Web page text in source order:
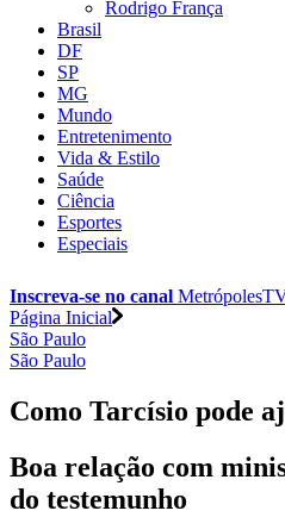
Rodrigo França
Brasil
DF
SP
MG
Mundo
Entretenimento
Vida & Estilo
Saúde
Ciência
Esportes
Especiais
Inscreva-se no canal
Página Inicial
São Paulo
São Paulo
Como Tarcísio pode
Boa relação com
do testemunho